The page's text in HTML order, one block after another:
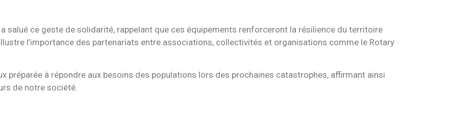
salué ce geste de solidarité, rappelant que ces équipements renforceront la résilience du territoire
l’importance des partenariats entre associations, collectivités et organisations comme le Rotary
préparée à répondre aux besoins des populations lors des prochaines catastrophes, affirmant ainsi
de notre société.